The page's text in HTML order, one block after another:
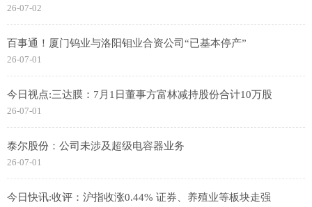
26-07-02
百事通！厦门钨业与洛阳钼业合资公司“已基本停产”
26-07-01
今日视点:三达膜：7月1日董事方富林减持股份合计10万股
26-07-01
泰尔股份：公司未涉及超级电容器业务
26-07-01
今日快讯:收评：沪指收涨0.44% 证券、养殖业等板块走强